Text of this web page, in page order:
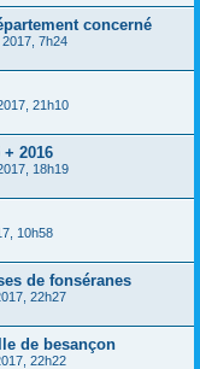
concerné
7h24
21h10
2016
18h19
10h58
de fonséranes
22h27
de besançon
22h22